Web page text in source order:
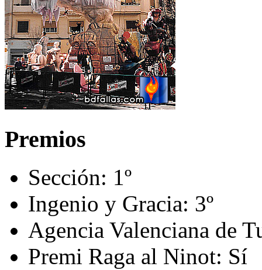
Premios
Sección: 1º
Ingenio y Gracia: 3º
Agencia Valenciana de
Premi Raga al Ninot: Sí